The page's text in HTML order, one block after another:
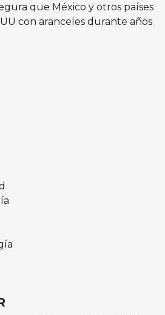
que México y otros países
con aranceles durante años